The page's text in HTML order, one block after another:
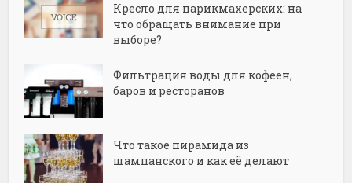
Кресло для парикмахерских: на
что обращать внимание при
выборе?
Фильтрация воды для кофеен,
баров и ресторанов
Что такое пирамида из
шампанского и как её делают